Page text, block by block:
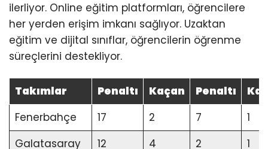
ilerliyor. Online eğitim platformları, öğrencilere
her yerden erişim imkanı sağlıyor. Uzaktan
eğitim ve dijital sınıflar, öğrencilerin öğrenme
süreçlerini destekliyor.
Takımlar Penaltı Kaçan Penaltı
Fenerbahçe
17 2 7
1
Galatasaray
12 4 2 1